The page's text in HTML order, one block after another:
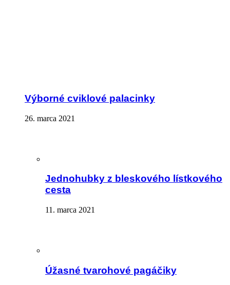
Výborné cviklové palacinky
26. marca 2021
Jednohubky z bleskového lístkového
cesta
11. marca 2021
Úžasné tvarohové pagáčiky